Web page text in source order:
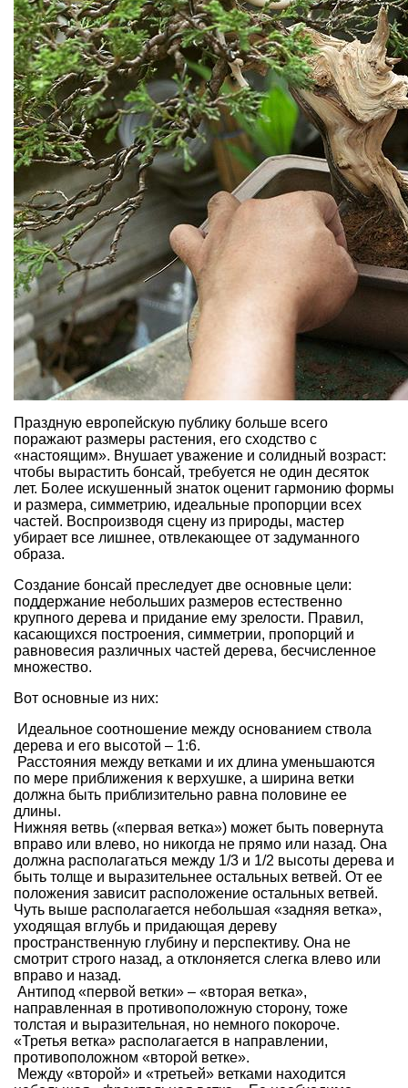
Праздную европейскую публику больше всего
поражают размеры растения, его сходство с
«настоящим». Внушает уважение и солидный возраст:
чтобы вырастить бонсай, требуется не один десяток
лет. Более искушенный знаток оценит гармонию формы
и размера, симметрию, идеальные пропорции всех
частей. Воспроизводя сцену из природы, мастер
убирает все лишнее, отвлекающее от задуманного
образа.
Создание бонсай преследует две основные цели:
поддержание небольших размеров естественно
крупного дерева и придание ему зрелости. Правил,
касающихся построения, симметрии, пропорций и
равновесия различных частей дерева, бесчисленное
множество.
Вот основные из них:
Идеальное соотношение между основанием ствола
дерева и его высотой – 1:6.
Расстояния между ветками и их длина уменьшаются
по мере приближения к верхушке, а ширина ветки
должна быть приблизительно равна половине ее
длины.
Нижняя ветвь («первая ветка») может быть повернута
вправо или влево, но никогда не прямо или назад. Она
должна располагаться между 1/3 и 1/2 высоты дерева и
быть толще и выразительнее остальных ветвей. От ее
положения зависит расположение остальных ветвей.
Чуть выше располагается небольшая «задняя ветка»,
уходящая вглубь и придающая дереву
пространственную глубину и перспективу. Она не
смотрит строго назад, а отклоняется слегка влево или
вправо и назад.
Антипод «первой ветки» – «вторая ветка»,
направленная в противоположную сторону, тоже
толстая и выразительная, но немного покороче.
«Третья ветка» располагается в направлении,
противоположном «второй ветке».
Между «второй» и «третьей» ветками находится